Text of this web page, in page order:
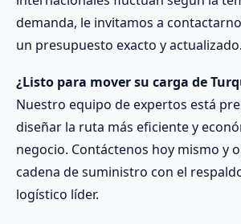
demanda, le invitamos a
un presupuesto exacto y actualizado.
¿Listo para mover su carga de
Nuestro equipo de expertos está
diseñar la ruta más eficiente y
negocio. Contáctenos hoy mismo y
cadena de suministro con el
logístico líder.